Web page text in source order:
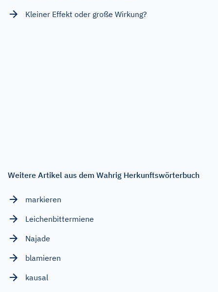
Kleiner Effekt oder große Wirkung?
Weitere Artikel aus dem Wahrig Herkunftswörterbuch
markieren
Leichenbittermiene
Najade
blamieren
kausal